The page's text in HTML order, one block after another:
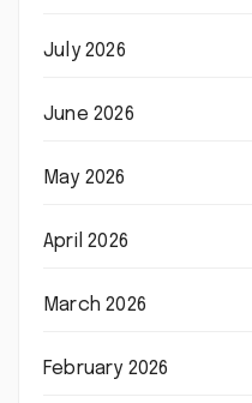
July 2026
June 2026
May 2026
April 2026
March 2026
February 2026